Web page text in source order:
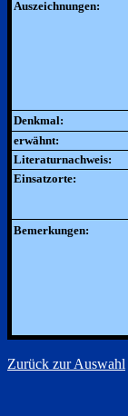
Auszeichnungen:
Denkmal:
erwähnt:
Literaturnachweis:
Einsatzorte:
Bemerkungen:
Zurück zur Auswahl